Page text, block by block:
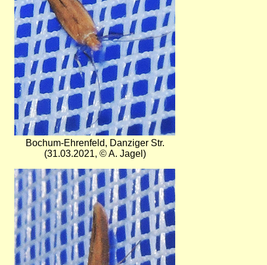
Bochum-Ehrenfeld, Danziger Str.
(31.03.2021, © A. Jagel)
Bild